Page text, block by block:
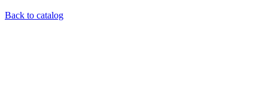
Back to catalog